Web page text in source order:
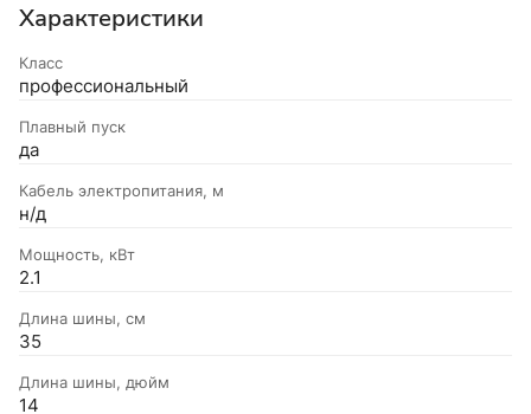
Характеристики
Класс
профессиональный
Плавный пуск
да
Кабель электропитания, м
н/д
Мощность, кВт
2.1
Длина шины, см
35
Длина шины, дюйм
14